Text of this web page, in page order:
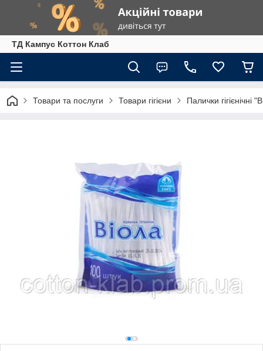
ТД Кампус Коттон Клаб
Товари та послуги Товари гігієни Палички